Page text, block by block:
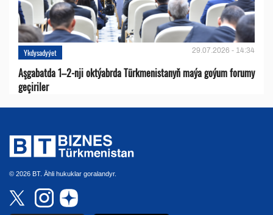
Ykdysadyýet 29.07.2026 - 14:34
Aşgabatda 1–2-nji oktýabrda Türkmenistanyň maýa goýum forumy
geçiriler
© 2026 BT. Ähli hukuklar goralandyr.